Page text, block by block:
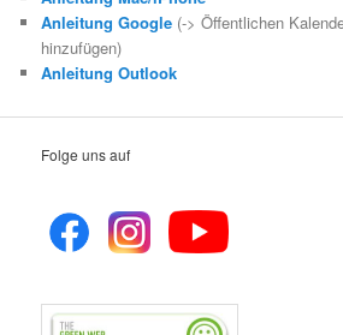
Anleitung Google (-> Öffentlichen
hinzufügen)
Anleitung Outlook
Folge uns auf